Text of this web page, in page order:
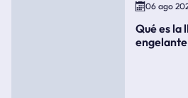
06 ago
Qué es la
engelante